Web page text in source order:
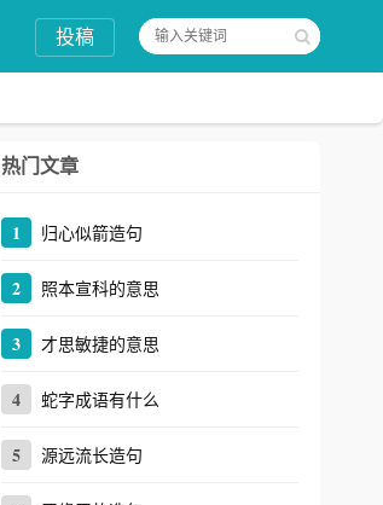
投稿
热门文章
1 归心似箭造句
2 照本宣科的意思
3 才思敏捷的意思
4 蛇字成语有什么
5 源远流长造句